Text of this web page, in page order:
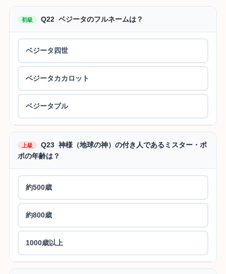
初級 Q22 ベジータのフルネームは？
ベジータ四世
ベジータカカロット
ベジータブル
上級
Q23 神様（地球の神）の付き人であるミスター・ポ
ポの年齢は？
約500歳
約800歳
1000歳以上